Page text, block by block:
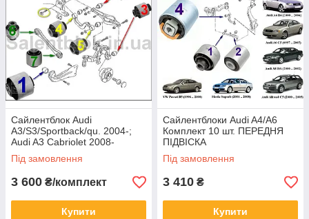
Сайлентблок Audi
A3/S3/Sportback/qu. 2004-;
Audi A3 Cabriolet 2008-
(комплект14шт) ЗАДНЯЯ
ПОДВЕСКА
Під замовлення
3 600 ₴/комплект
Купити
Сайлентблоки Audi A4/А6
Комплект 10 шт. ПЕРЕДНЯ
ПІДВІСКА
Під замовлення
3 410 ₴
Купити